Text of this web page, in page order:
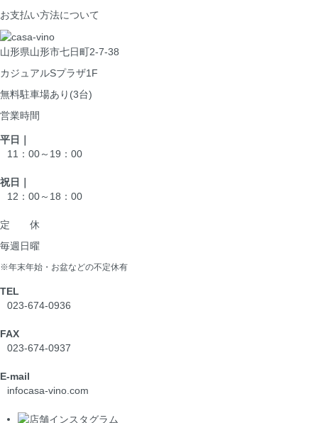
お支払い方法について
山形県山形市七日町2-7-38
カジュアルSプラザ1F
無料駐車場あり(3台)
営業時間
平日｜
11：00～19：00
祝日｜
12：00～18：00
定 休
毎週日曜
※年末年始・お盆などの不定休有
TEL
023-674-0936
FAX
023-674-0937
E-mail
infocasa-vino.com